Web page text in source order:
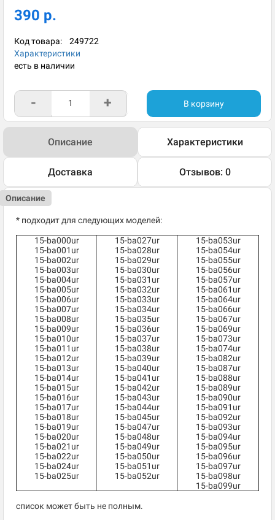
390 р.
Код товара: 249722
Характеристики
есть в наличии
- + В корзину
Описание Характеристики
Доставка Отзывов: 0
Описание
* подходит для следующих моделей:
15-ba000ur
15-ba001ur
15-ba002ur
15-ba003ur
15-ba004ur
15-ba005ur
15-ba006ur
15-ba007ur
15-ba008ur
15-ba009ur
15-ba010ur
15-ba011ur
15-ba012ur
15-ba013ur
15-ba014ur
15-ba015ur
15-ba016ur
15-ba017ur
15-ba018ur
15-ba019ur
15-ba020ur
15-ba021ur
15-ba022ur
15-ba024ur
15-ba025ur
15-ba027ur
15-ba028ur
15-ba029ur
15-ba030ur
15-ba031ur
15-ba032ur
15-ba033ur
15-ba034ur
15-ba035ur
15-ba036ur
15-ba037ur
15-ba038ur
15-ba039ur
15-ba040ur
15-ba041ur
15-ba042ur
15-ba043ur
15-ba044ur
15-ba045ur
15-ba047ur
15-ba048ur
15-ba049ur
15-ba050ur
15-ba051ur
15-ba052ur
15-ba053ur
15-ba054ur
15-ba055ur
15-ba056ur
15-ba057ur
15-ba061ur
15-ba064ur
15-ba066ur
15-ba067ur
15-ba069ur
15-ba073ur
15-ba074ur
15-ba082ur
15-ba087ur
15-ba088ur
15-ba089ur
15-ba090ur
15-ba091ur
15-ba092ur
15-ba093ur
15-ba094ur
15-ba095ur
15-ba096ur
15-ba097ur
15-ba098ur
15-ba099ur
список может быть не полным.